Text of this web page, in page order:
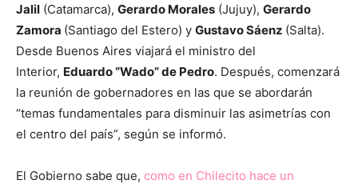
Jalil (Catamarca), Gerardo Morales (Jujuy), Gerardo
Zamora (Santiago del Estero) y Gustavo Sáenz (Salta).
Desde Buenos Aires viajará el ministro del
Interior, Eduardo “Wado” de Pedro. Después, comenzará
la reunión de gobernadores en las que se abordarán
“temas fundamentales para disminuir las asimetrías con
el centro del país”, según se informó.
El Gobierno sabe que, como en Chilecito hace un